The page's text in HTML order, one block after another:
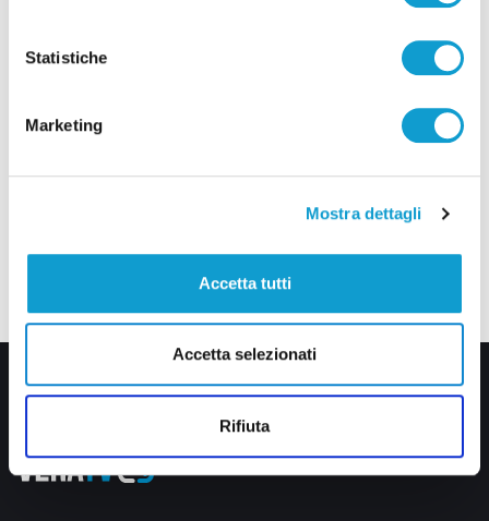
Statistiche
Marketing
Mostra dettagli
Accetta tutti
Accetta selezionati
Rifiuta